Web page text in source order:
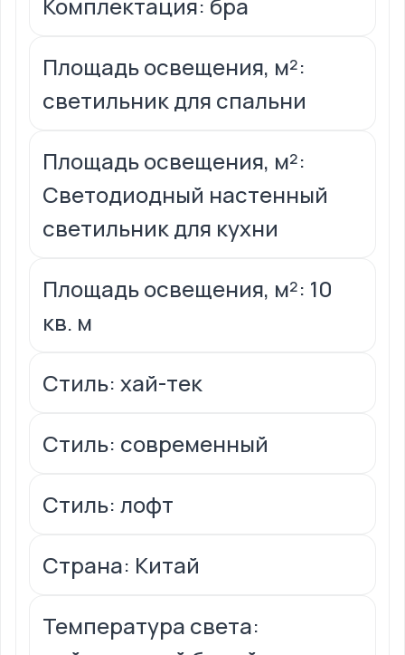
Комплектация: бра
Площадь освещения, м²:
светильник для спальни
Площадь освещения, м²:
Светодиодный настенный
светильник для кухни
Площадь освещения, м²: 10
кв. м
Стиль: хай-тек
Стиль: современный
Стиль: лофт
Страна: Китай
Температура света: